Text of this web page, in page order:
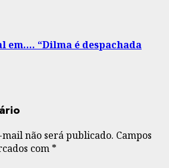
em…. “Dilma é despachada
mail não será publicado. Campos
com *